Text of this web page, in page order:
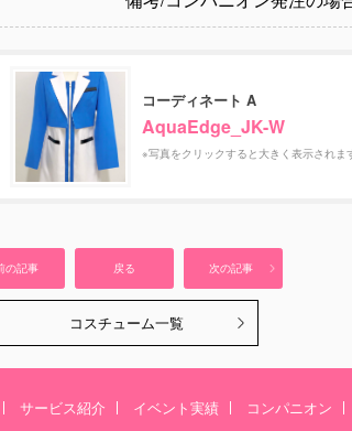
コーディネート A
AquaEdge_JK-W
※写真をクリックすると大きく表示されま
の記事 戻る 次の記事
コスチューム一覧
サービス紹介 イベント実績 コンパニオン